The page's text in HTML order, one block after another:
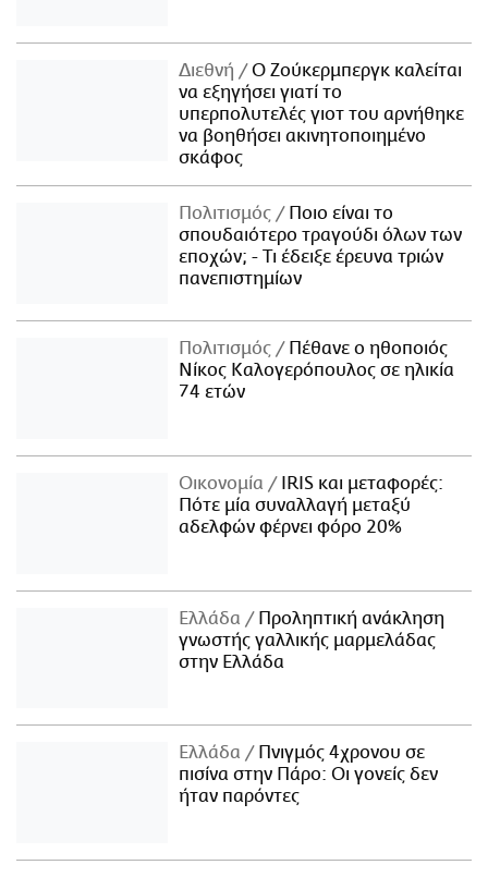
Διεθνή
Ο Ζούκερμπεργκ καλείται
να εξηγήσει γιατί το
υπερπολυτελές γιοτ του αρνήθηκε
να βοηθήσει ακινητοποιημένο
σκάφος
Πολιτισμός
Ποιο είναι το
σπουδαιότερο τραγούδι όλων των
εποχών; - Τι έδειξε έρευνα τριών
πανεπιστημίων
Πολιτισμός
Πέθανε ο ηθοποιός
Νίκος Καλογερόπουλος σε ηλικία
74 ετών
Οικονομία
IRIS και μεταφορές:
Πότε μία συναλλαγή μεταξύ
αδελφών φέρνει φόρο 20%
Ελλάδα
Προληπτική ανάκληση
γνωστής γαλλικής μαρμελάδας
στην Ελλάδα
Ελλάδα
Πνιγμός 4χρονου σε
πισίνα στην Πάρο: Οι γονείς δεν
ήταν παρόντες